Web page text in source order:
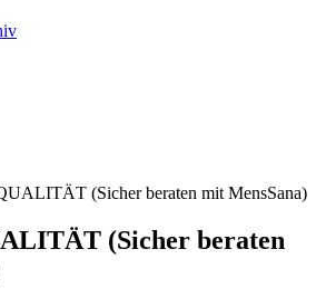
(Sicher beraten mit MensSana)
(Sicher beraten